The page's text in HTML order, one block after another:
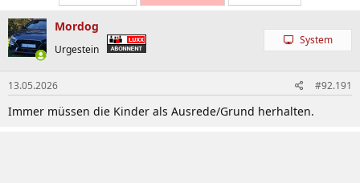
e
l
l
r
t
e
l
m
Mordog
Urgestein
System
13.05.2026 #92.191
Immer müssen die Kinder als Ausrede/Grund herhalten.